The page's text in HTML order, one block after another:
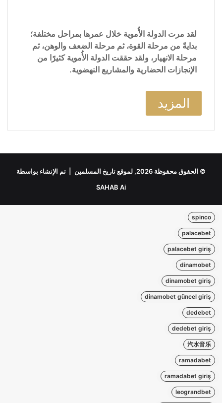
لقد مرت الدولة الأُموية خلال عمرها بمراحل مختلفة؛
بدايةً من مرحلة القوة، ثم مرحلة الضعف والوهن، ثم
مرحلة الانهيار، ولقد حققت الدولة الأُموية كثيرًا من
الإنجازات الحضارية والمشاريع النهضوية.
المزيد
© الحقوق محفوظة 2026, لموقع تاريخ المسلمين | تم الإنشاء بواسطة
SAHAB Ai
spinco
palacebet
palacebet giriş
dinamobet
dinamobet giriş
dinamobet güncel giriş
dedebet
dedebet giriş
汽水音乐
ramadabet
ramadabet giriş
leograndbet